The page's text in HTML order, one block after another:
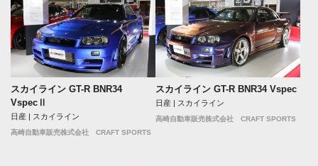
スカイライン GT-R BNR34
VspecⅡ
日産 | スカイライン
高崎自動車販売株式会社 CRAFT SPORTS
スカイライン GT-R BNR34 Vspec
日産 | スカイライン
高崎自動車販売株式会社 CRAFT SPORTS